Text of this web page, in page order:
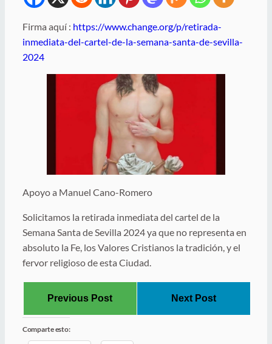
Firma aquí : https://www.change.org/p/retirada-
inmediata-del-cartel-de-la-semana-santa-de-sevilla-
2024
Apoyo a Manuel Cano-Romero
Solicitamos la retirada inmediata del cartel de la
Semana Santa de Sevilla 2024 ya que no representa en
absoluto la Fe, los Valores Cristianos la tradición, y el
fervor religioso de esta Ciudad.
Previous Post Next Post
Comparte esto: